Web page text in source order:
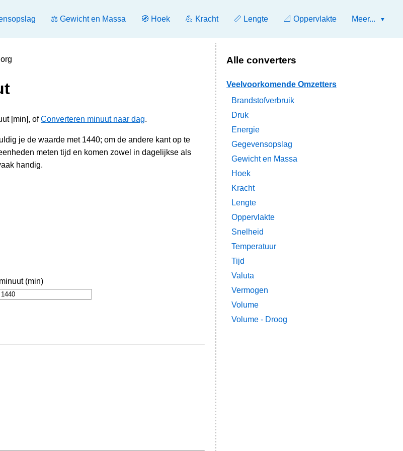
⚖️ Gewicht en Massa 🧭 Hoek 💪 Kracht 📏 Lengte 📐 Oppervlakte Meer...
[min], ofConverteren minuut naar dag.
je de waarde met 1440; om de andere kant op te
meten tijd en komen zowel in dagelijkse als
handig.
minuut (min)
Alle converters
Veelvoorkomende Omzetters
Brandstofverbruik
Druk
Energie
Gegevensopslag
Gewicht en Massa
Hoek
Kracht
Lengte
Oppervlakte
Snelheid
Temperatuur
Tijd
Valuta
Vermogen
Volume
Volume - Droog